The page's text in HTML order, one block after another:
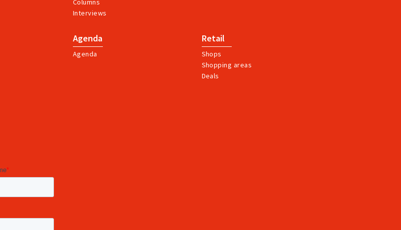
Columns
Interviews
Agenda
Agenda
Retail
Shops
Shopping areas
Deals